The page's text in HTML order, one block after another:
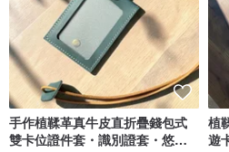
手作植鞣革真牛皮直折疊錢包式
雙卡位證件套・識別證套・悠游
植
遊